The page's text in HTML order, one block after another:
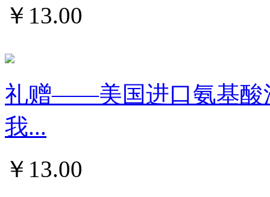
￥ 13.00
礼赠——美国进口氨基酸
我...
￥ 13.00